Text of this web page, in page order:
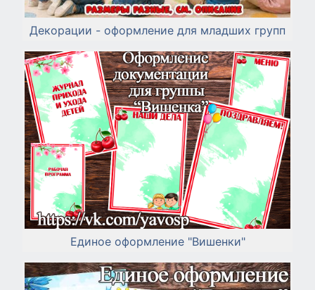
Декорации - оформление для младших групп
Единое оформление "Вишенки"